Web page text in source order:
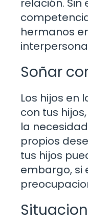
relación.
hermanos
Soñar
Los hijos en
con tus
la
propios
tus hijos
embargo, si